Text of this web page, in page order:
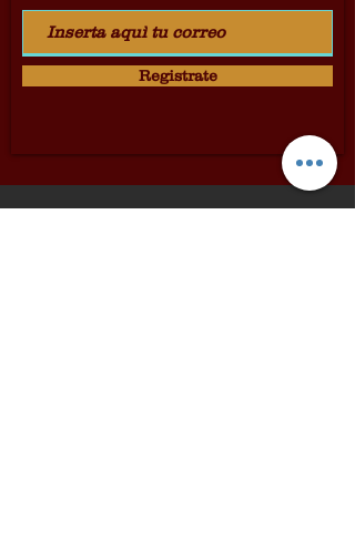
Registrate